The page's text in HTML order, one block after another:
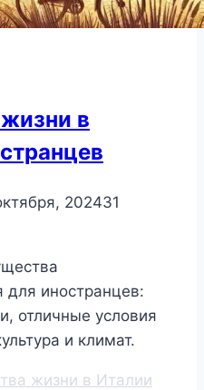
в
202431
для иностранцев:
отличные условия
и климат.
жизни в Италии